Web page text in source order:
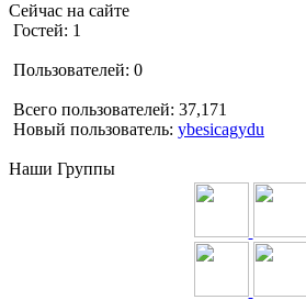
Сейчас на сайте
Гостей: 1
Пользователей: 0
Всего пользователей: 37,171
Новый пользователь: ybesicagydu
Наши Группы